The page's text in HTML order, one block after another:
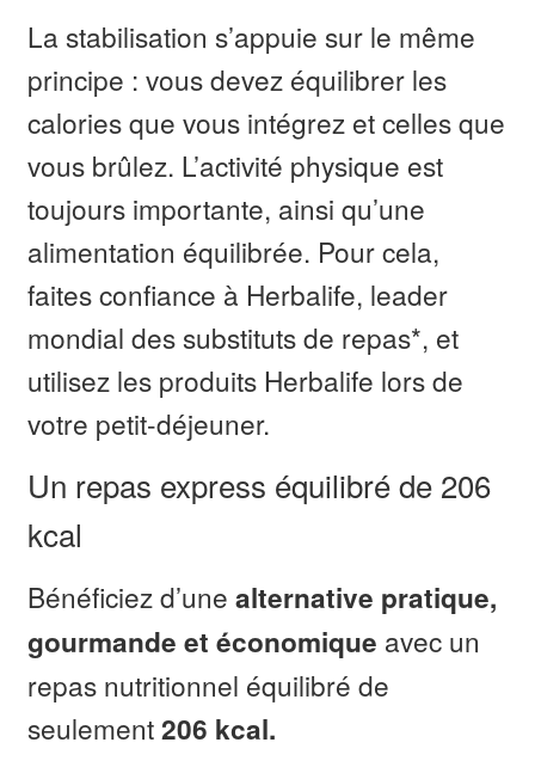
La stabilisation s’appuie sur le même
principe : vous devez équilibrer les
calories que vous intégrez et celles que
vous brûlez. L’activité physique est
toujours importante, ainsi qu’une
alimentation équilibrée. Pour cela,
faites confiance à Herbalife, leader
mondial des substituts de repas*, et
utilisez les produits Herbalife lors de
votre petit-déjeuner.
Un repas express équilibré de 206
kcal
Bénéficiez d’une alternative pratique,
gourmande et économique avec un
repas nutritionnel équilibré de
seulement206 kcal.